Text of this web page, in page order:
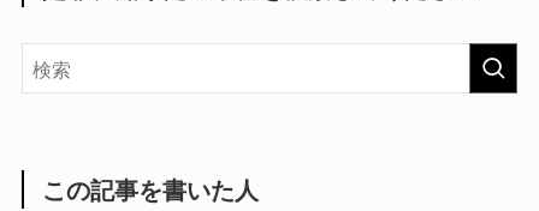
この記事を書いた人